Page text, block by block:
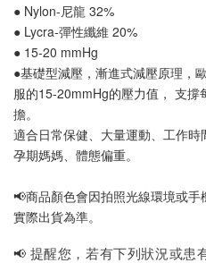
● Nylon-尼龍 32%
● Lycra-彈性纖維 20%
● 15-20 mmHg
●基礎型減壓 ，漸進式減壓原理，
服的15-20mmHg的壓力值， 支撐
擔。
適合日常保健、大量運動、工作時
孕期媽媽、體態偏重。
📢商品顏色會因拍照光線環境或
實際出貨為準。
📢 提醒您，若有下列狀況或患